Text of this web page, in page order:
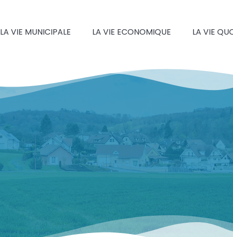
LA VIE MUNICIPALE LA VIE ECONOMIQUE LA VIE